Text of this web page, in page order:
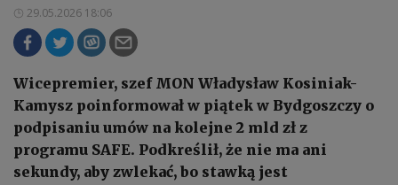
29.05.2026 18:06
Wicepremier, szef MON Władysław Kosiniak-
Kamysz poinformował w piątek w Bydgoszczy o
podpisaniu umów na kolejne 2 mld zł z
programu SAFE. Podkreślił, że nie ma ani
sekundy, aby zwlekać, bo stawką jest